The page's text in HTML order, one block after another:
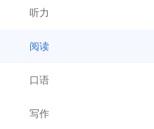
听力
阅读
口语
写作